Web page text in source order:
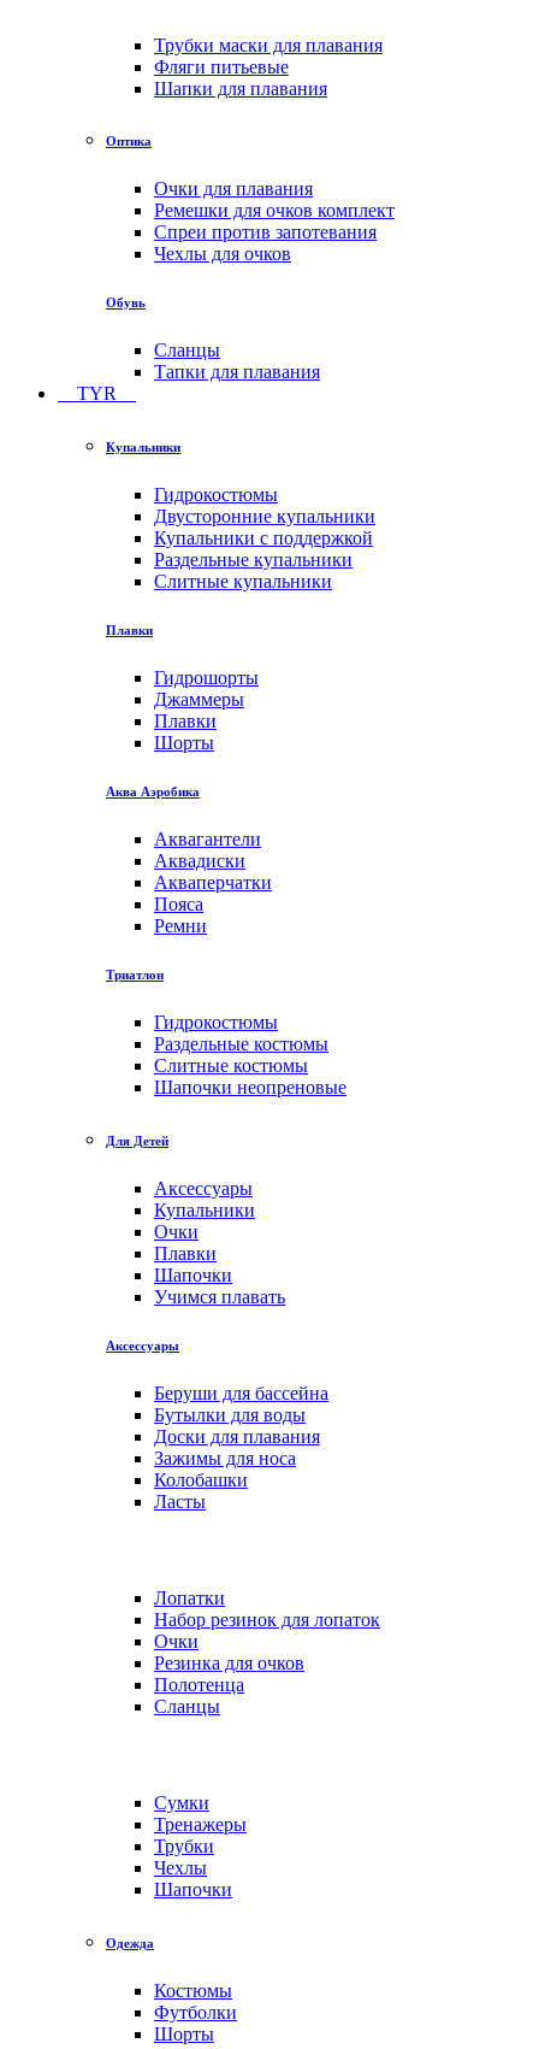
Трубки маски для плавания
Фляги питьевые
Шапки для плавания
Оптика
Очки для плавания
Ремешки для очков комплект
Спреи против запотевания
Чехлы для очков
Обувь
Сланцы
Тапки для плавания
TYR
Купальники
Гидрокостюмы
Двусторонние купальники
Купальники с поддержкой
Раздельные купальники
Слитные купальники
Плавки
Гидрошорты
Джаммеры
Плавки
Шорты
Аква Аэробика
Аквагантели
Аквадиски
Акваперчатки
Пояса
Ремни
Триатлон
Гидрокостюмы
Раздельные костюмы
Слитные костюмы
Шапочки неопреновые
Для Детей
Аксессуары
Купальники
Очки
Плавки
Шапочки
Учимся плавать
Аксессуары
Беруши для бассейна
Бутылки для воды
Доски для плавания
Зажимы для носа
Колобашки
Ласты
Лопатки
Набор резинок для лопаток
Очки
Резинка для очков
Полотенца
Сланцы
Сумки
Тренажеры
Трубки
Чехлы
Шапочки
Одежда
Костюмы
Футболки
Шорты